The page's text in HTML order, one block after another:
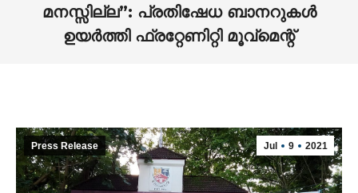
മനസ്സില്ല”: പ്രതിഷേധ ബാനറുകൾ
ഉയർത്തി ഫ്രറ്റേണിറ്റി മൂവ്മെന്റ്
Jul 9 2021
Press Release